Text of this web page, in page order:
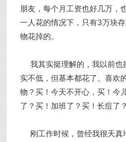
朋友，每个月工资也好几万，
一人花的情况下，只有3万块
物花掉的。
我其实挺理解的，我以前
实不低，但基本都花了。喜欢
物？买！今天不开心，买！今
了？买！加班了？买！长痘了
刚工作时候，曾经我很天